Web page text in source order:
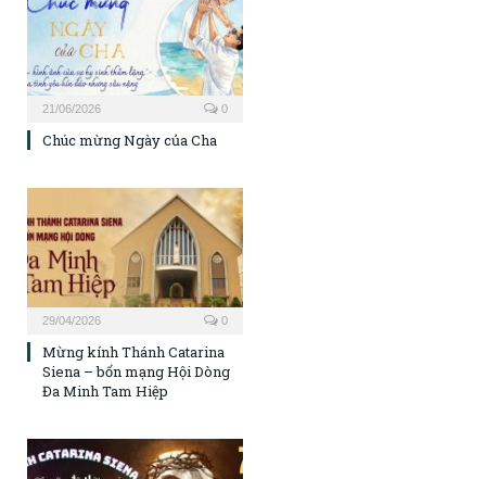
21/06/2026 0
Chúc mừng Ngày của Cha
29/04/2026 0
Mừng kính Thánh Catarina
Siena – bổn mạng Hội Dòng
Đa Minh Tam Hiệp